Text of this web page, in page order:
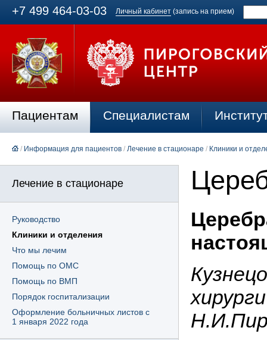
+7 499 464-03-03 Личный кабинет (запись на прием)
Пациентам Специалистам
/ Информация для пациентов / Лечение в стационаре / Клиники и
Лечение в стационаре
Руководство
Клиники и отделения
Что мы лечим
Помощь по ОМС
Помощь по ВМП
Порядок госпитализации
Оформление больничных листов с
1 января 2022 года